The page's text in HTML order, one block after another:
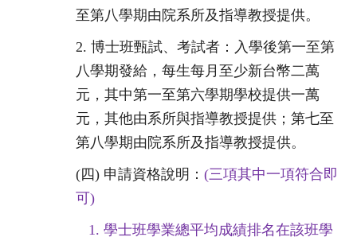
至第八學期由院系所及指導教授提供。
2. 博士班甄試、考試者：入學後第一至第
八學期發給， 每生每月至少新台幣二萬
元，其中第一至第六學期學校提供一萬
元， 其他由系所與指導教授提供； 第七至
第八學期由院系所及指導教授提供。
(四) 申請資格說明： (三項其中一項符合即
可)
1. 學士班學業總平均成績排名在該班學